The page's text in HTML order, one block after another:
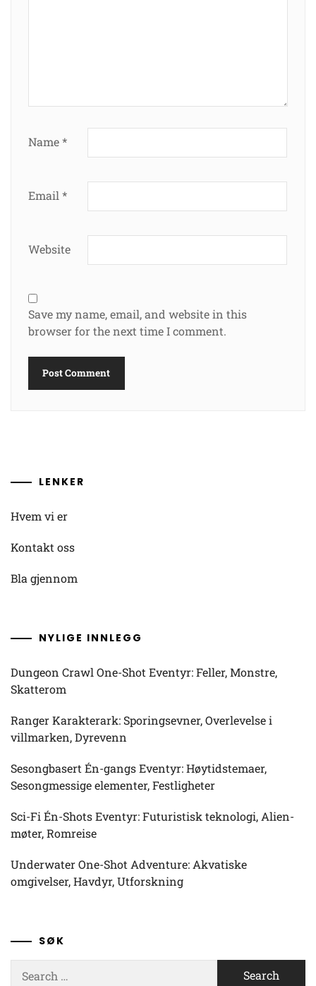
Name*
Email *
Website
Save my name, email, and website in this
browser for the next time I comment.
LENKER
Hvem vi er
Kontakt oss
Bla gjennom
NYLIGE INNLEGG
Dungeon Crawl One-Shot Eventyr: Feller, Monstre,
Skatterom
Ranger Karakterark: Sporingsevner, Overlevelse i
villmarken, Dyrevenn
Sesongbasert Én-gangs Eventyr: Høytidstemaer,
Sesongmessige elementer, Festligheter
Sci-Fi Én-Shots Eventyr: Futuristisk teknologi, Alien-
møter, Romreise
Underwater One-Shot Adventure: Akvatiske
omgivelser, Havdyr, Utforskning
SØK